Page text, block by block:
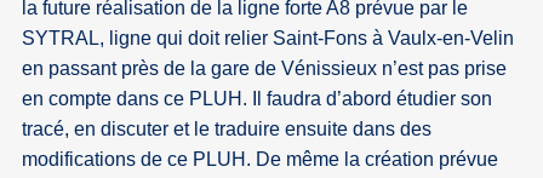
la future réalisation de la ligne forte A8 prévue par le
SYTRAL, ligne qui doit relier Saint-Fons à Vaulx-en-Velin
en passant près de la gare de Vénissieux n’est pas prise
en compte dans ce PLUH. Il faudra d’abord étudier son
tracé, en discuter et le traduire ensuite dans des
modifications de ce PLUH. De même la création prévue